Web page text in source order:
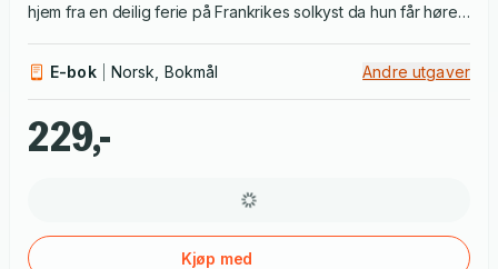
hjem fra en deilig ferie på Frankrikes solkyst da hun får høre
ikke alle som stoler på at den tilsynelatende litt rufsete
på egen hånd.
E-bok Norsk, Bokmål Andre utgaver
229,-
Kjøp med